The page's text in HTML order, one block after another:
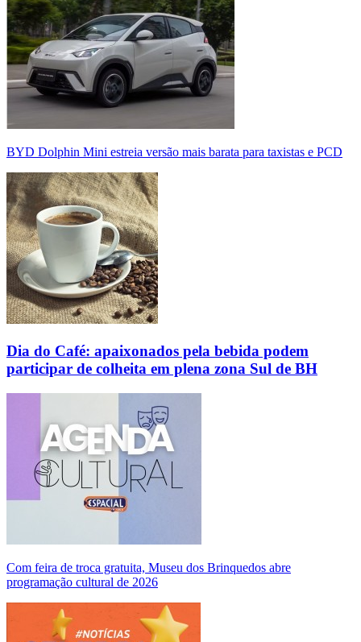
BYD Dolphin Mini estreia versão mais barata para taxistas e PCD
Dia do Café: apaixonados pela bebida podem
participar de colheita em plena zona Sul de BH
Com feira de troca gratuita, Museu dos Brinquedos abre
programação cultural de 2026